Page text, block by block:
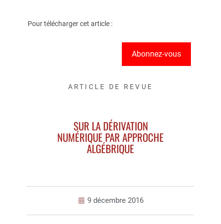
Pour télécharger cet article :
Abonnez-vous
ARTICLE DE REVUE
SUR LA DÉRIVATION
NUMÉRIQUE PAR APPROCHE
ALGÉBRIQUE
9 décembre 2016